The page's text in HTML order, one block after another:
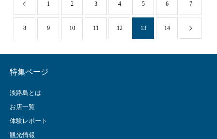
1 2 3 4 5 6 7
8 9 10 11 12 13 14
特集ページ
淡路島とは
お店一覧
体験レポート
観光情報